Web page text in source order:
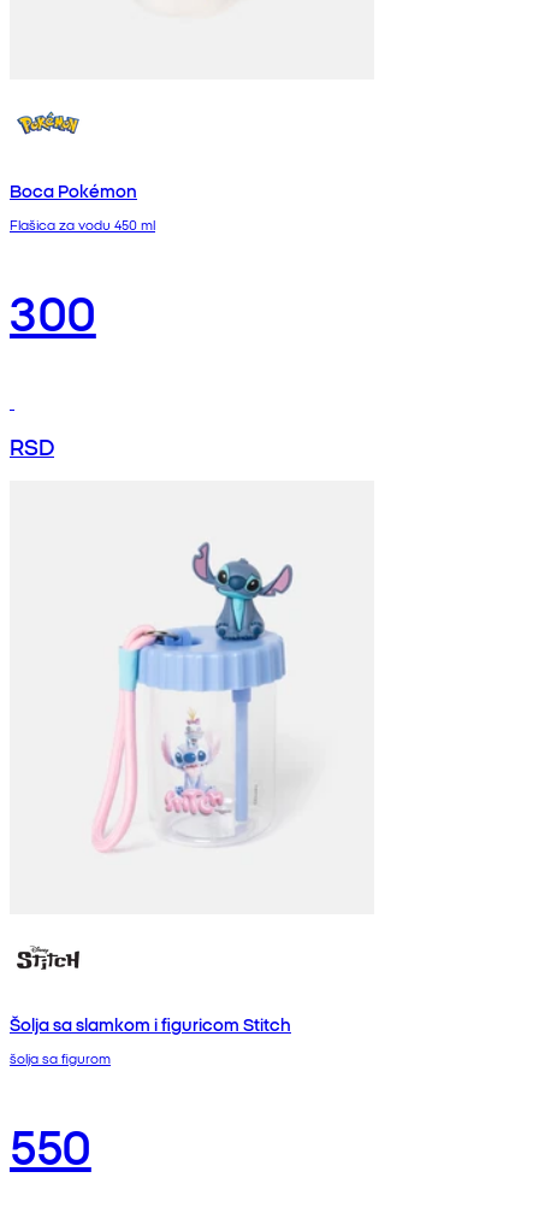
Boca Pokémon
Flašica za vodu 450 ml
300
RSD
Šolja sa slamkom i figuricom Stitch
šolja sa figurom
550